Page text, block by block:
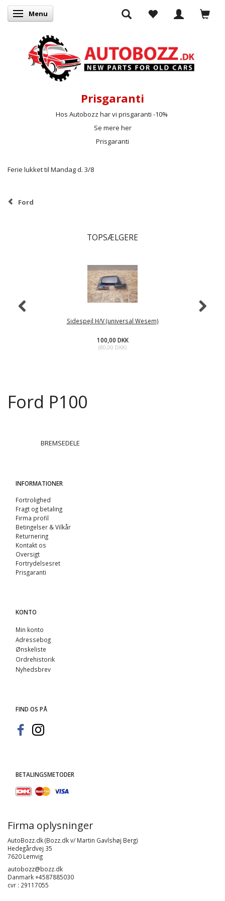
Skifte navigation
Menu
Prisgaranti
Hos Autobozz har vi prisgaranti -10%
Se mere her
Prisgaranti
Ferie lukket til Mandag d. 3/8
Ford
TOPSÆLGERE
Sidespejl H/V (universal Wesem)
100,00 DKK
(80,00 DKK)
Ford P100
BREMSEDELE
INFORMATIONER
Fortrolighed
Fragt og betaling
Firma profil
Betingelser & Vilkår
Returnering
Kontakt os
Oversigt
Fortrydelsesret
Prisgaranti
KONTO
Min konto
Adressebog
Ønskeliste
Ordrehistorik
Nyhedsbrev
FIND OS PÅ
BETALINGSMETODER
Firma oplysninger
AutoBozz.dk (Bozz.dk v/ Martin Gavlshøj Berg)
Hedegårdvej 35
7620 Lemvig
autobozz@bozz.dk
Danmark +4587885030
cvr : 29117055